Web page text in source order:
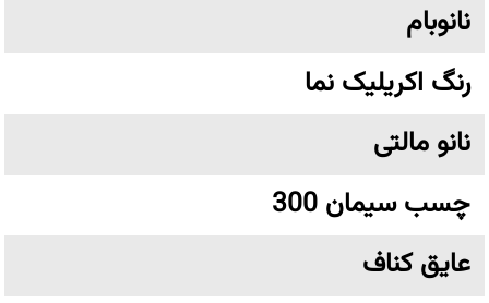
نانوبام
رنگ اکریلیک نما
نانو مالتی
چسب سیمان 300
عایق کناف